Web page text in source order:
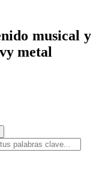
musical y
metal